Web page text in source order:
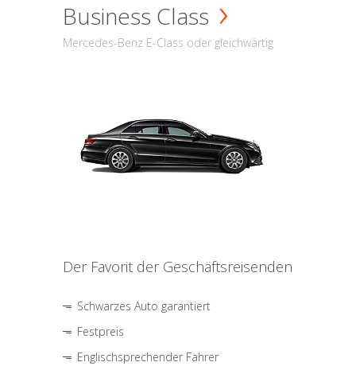
Business Class
Mercedes-Benz E-Class oder gleichwärtig
Der Favorit der Geschäftsreisenden
Schwarzes Auto garantiert
Festpreis
Englischsprechender Fahrer